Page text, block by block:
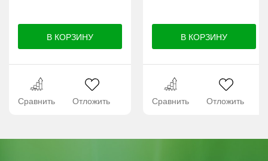
Сравнить Отложить Сравнить Отложить